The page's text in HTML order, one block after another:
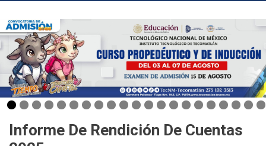
Informe De Rendición De Cuentas